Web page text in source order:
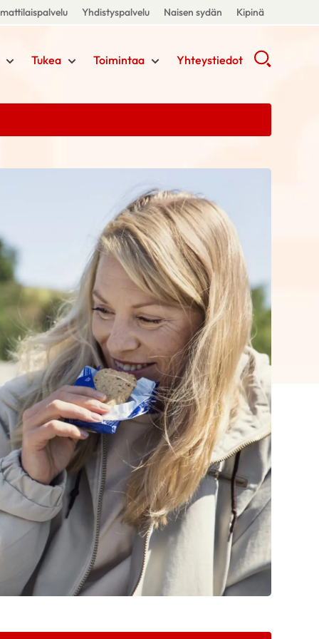
Yhdistyspalvelu Naisen sydän Kipinä
Tukea Toimintaa Yhteystiedot